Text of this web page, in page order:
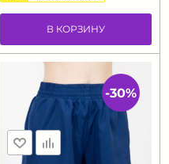
В КОРЗИНУ
-30%